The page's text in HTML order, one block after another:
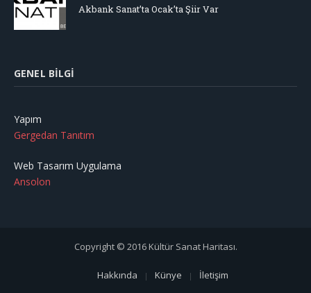
Akbank Sanat’ta Ocak’ta Şiir Var
GENEL BILGI
Yapım
Gergedan Tanıtım
Web Tasarım Uygulama
Ansolon
Copyright © 2016 Kültür Sanat Haritası.
Hakkında Künye İletişim